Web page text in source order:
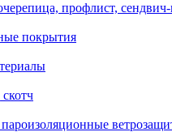
профлист,
покрытия